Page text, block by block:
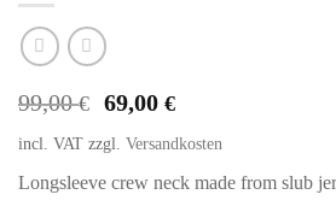
99,00€ Original
was:
99,00 €.
69,00 €Current
is:
69,00 €.
incl. VAT zzgl. Versandkosten
Longsleeve crew neck made from slub